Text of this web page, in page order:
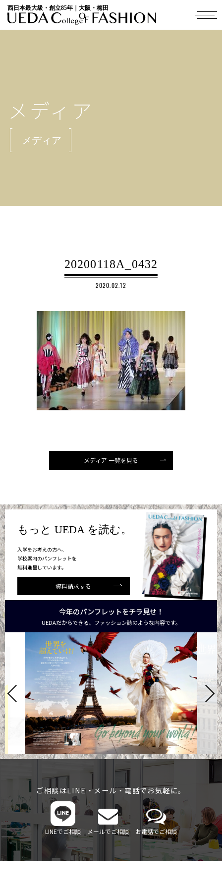
西日本最大級・創立85年｜大阪・梅田
メディア
メディア
20200118A_0432
2020.02.12
メディア 一覧を見る
もっと UEDA を読む。
入学をお考えの方へ、
学校案内のパンフレットを
無料進呈しています。
資料請求する
今年のパンフレットをチラ見せ！
UEDAだからできる、ファッション誌のような内容です。
ご相談はLINE・メール・電話でお気軽に。
LINEでご相談 メールでご相談 お電話でご相談